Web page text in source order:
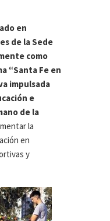
en
de la Sede
como
“Santa Fe en
impulsada
e
de la
la
en
y